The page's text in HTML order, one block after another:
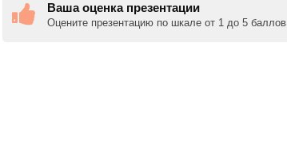
Ваша оценка презентации
Оцените презентацию по шкале от 1 до 5 баллов